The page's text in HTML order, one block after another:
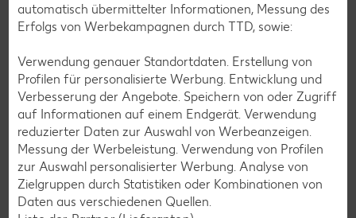
automatisch übermittelter Informationen, Messung des
Erfolgs von Werbekampagnen durch TTD, sowie:
Verwendung genauer Standortdaten. Erstellung von
Profilen für personalisierte Werbung. Entwicklung und
Verbesserung der Angebote. Speichern von oder Zugriff
auf Informationen auf einem Endgerät. Verwendung
reduzierter Daten zur Auswahl von Werbeanzeigen.
Messung der Werbeleistung. Verwendung von Profilen
zur Auswahl personalisierter Werbung. Analyse von
Zielgruppen durch Statistiken oder Kombinationen von
Daten aus verschiedenen Quellen.